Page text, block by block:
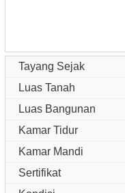
Tayang Sejak
Luas Tanah
Luas Bangunan
Kamar Tidur
Kamar Mandi
Sertifikat